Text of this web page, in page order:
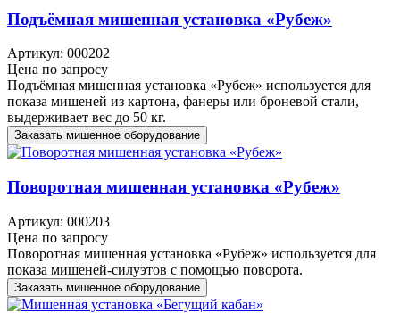
Подъёмная мишенная установка «Рубеж»
Артикул: 000202
Цена по запросу
Подъёмная мишенная установка «Рубеж» используется для
показа мишеней из картона, фанеры или броневой стали,
выдерживает вес до 50 кг.
Заказать мишенное оборудование
Поворотная мишенная установка «Рубеж»
Артикул: 000203
Цена по запросу
Поворотная мишенная установка «Рубеж» используется для
показа мишеней-силуэтов с помощью поворота.
Заказать мишенное оборудование